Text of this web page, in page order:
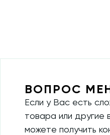
ВОПРОС
Если у Вас есть
товара или другие
можете получить